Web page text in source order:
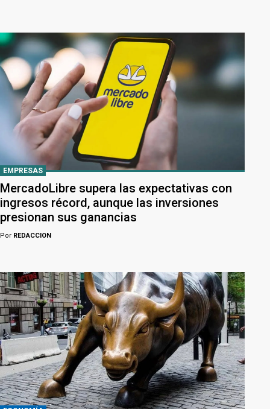
EMPRESAS
MercadoLibre supera las expectativas con
ingresos récord, aunque las inversiones
presionan sus ganancias
Por REDACCION